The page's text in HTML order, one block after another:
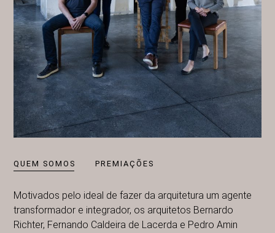
QUEM SOMOS PREMIAÇÕES
Motivados pelo ideal de fazer da arquitetura um agente
transformador e integrador, os arquitetos Bernardo
Richter, Fernando Caldeira de Lacerda e Pedro Amin